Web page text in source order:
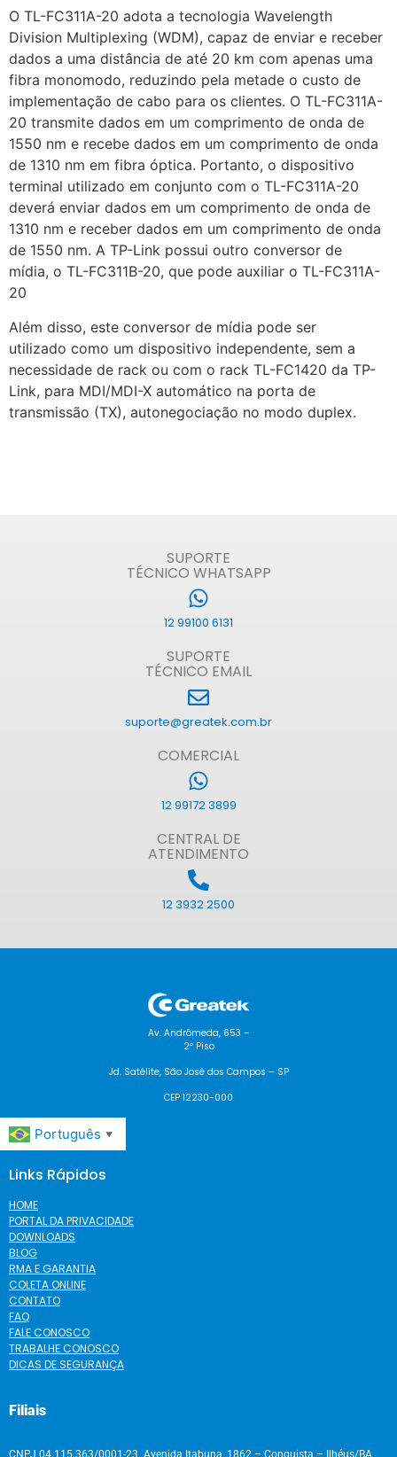
O TL-FC311A-20 adota a tecnologia Wavelength
Division Multiplexing (WDM), capaz de enviar e receber
dados a uma distância de até 20 km com apenas uma
fibra monomodo, reduzindo pela metade o custo de
implementação de cabo para os clientes. O TL-FC311A-
20 transmite dados em um comprimento de onda de
1550 nm e recebe dados em um comprimento de onda
de 1310 nm em fibra óptica. Portanto, o dispositivo
terminal utilizado em conjunto com o TL-FC311A-20
deverá enviar dados em um comprimento de onda de
1310 nm e receber dados em um comprimento de onda
de 1550 nm. A TP-Link possui outro conversor de
mídia, o TL-FC311B-20, que pode auxiliar o TL-FC311A-
20
Além disso, este conversor de mídia pode ser
utilizado como um dispositivo independente, sem a
necessidade de rack ou com o rack TL-FC1420 da TP-
Link, para MDI/MDI-X automático na porta de
transmissão (TX), autonegociação no modo duplex.
SUPORTE
TÉCNICO WHATSAPP
12 99100 6131
SUPORTE
TÉCNICO EMAIL
suporte@greatek.com.br
COMERCIAL
12 99172 3899
CENTRAL DE
ATENDIMENTO
12 3932 2500
Av. Andrômeda, 653 –
2º Piso
Jd. Satélite, São José dos Campos – SP
CEP 12230-000
Português ▼
Links Rápidos
HOME
PORTAL DA PRIVACIDADE
DOWNLOADS
BLOG
RMA E GARANTIA
COLETA ONLINE
CONTATO
FAQ
FALE CONOSCO
TRABALHE CONOSCO
DICAS DE SEGURANÇA
Filiais
CNPJ 04.115.363/0001-23 Avenida Itabuna, 1862 – Conquista – Ilhéus/BA